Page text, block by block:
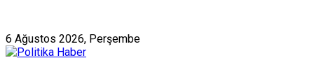
6 Ağustos 2026, Perşembe